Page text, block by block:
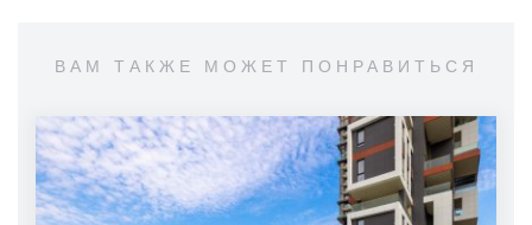
ВАМ ТАКЖЕ МОЖЕТ ПОНРАВИТЬСЯ